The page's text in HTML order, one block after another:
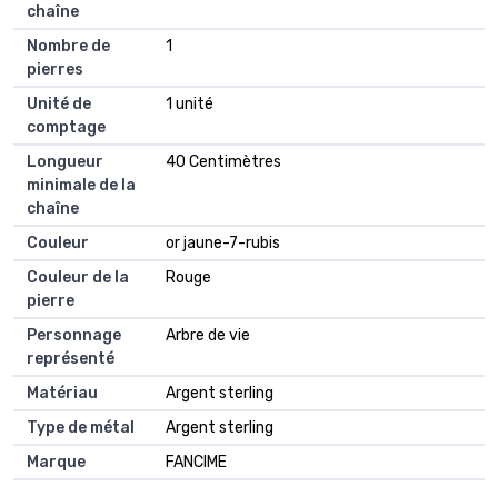
chaîne
Nombre de
pierres
1
Unité de
comptage
1 unité
Longueur
minimale de la
chaîne
40 Centimètres
Couleur
or jaune-7-rubis
Couleur de la
pierre
Rouge
Personnage
représenté
Arbre de vie
Matériau
Argent sterling
Type de métal
Argent sterling
Marque
FANCIME